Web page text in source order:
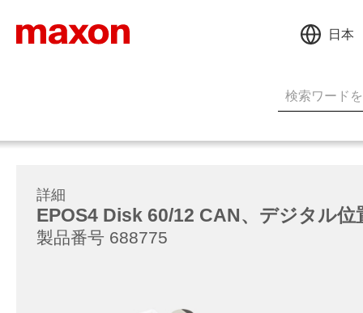
日本
詳細
EPOS4 Disk 60/12 CAN、デジタル
製品番号 688775